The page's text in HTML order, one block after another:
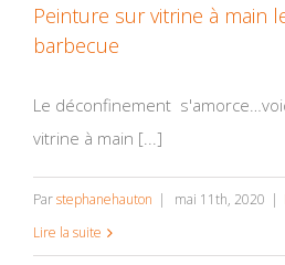
Peinture sur vitrine à main
barbecue
Le déconfinement
vitrine à main [...]
Parstephanehauton | mai 11th, 2020 |
Lire la suite